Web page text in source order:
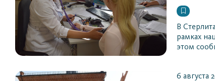
В
рамках
этом
6 августа